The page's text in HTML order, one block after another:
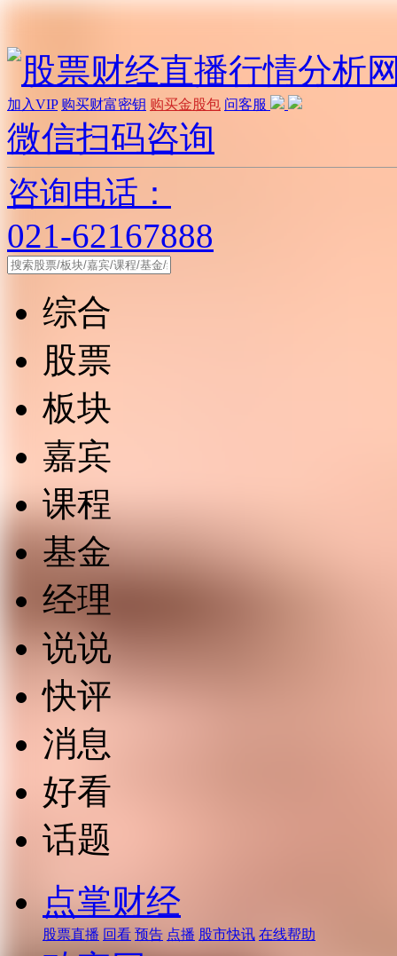
加入VIP 购买财富密钥 购买金股包 问客服
微信扫码咨询
咨询电话：
021-62167888
综合
股票
板块
嘉宾
课程
基金
经理
说说
快评
消息
好看
话题
点掌财经
股票直播 回看 预告 点播 股市快讯 在线帮助